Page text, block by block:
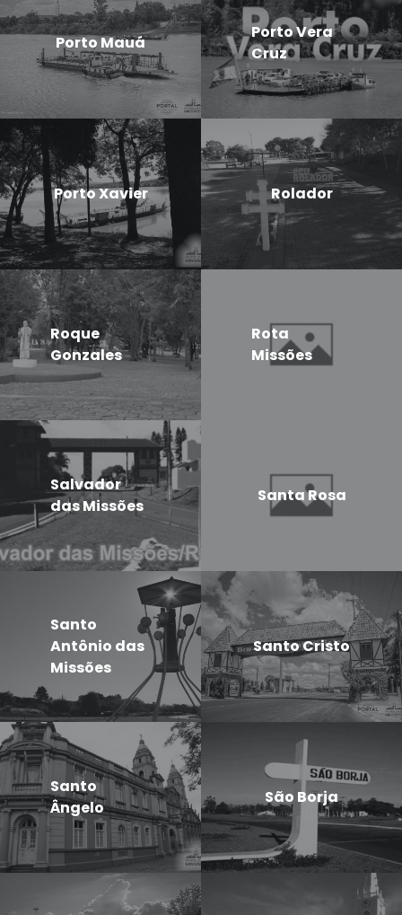
Porto Mauá
Porto Vera
Cruz
Porto Xavier Rolador
Roque
Gonzales
Rota
Missões
Salvador
das Missões
Santa Rosa
Santo
Antônio das
Missões
Santo Cristo
Santo
Ângelo
São Borja